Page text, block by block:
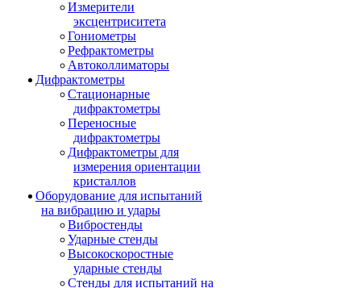
Измерители
эксцентриситета
Гониометры
Рефрактометры
Автоколлиматоры
Дифрактометры
Стационарные
дифрактометры
Переносные
дифрактометры
Дифрактометры для
измерения ориентации
кристаллов
Оборудование для испытаний
на вибрацию и удары
Вибростенды
Ударные стенды
Высокоскоростные
ударные стенды
Стенды для испытаний на